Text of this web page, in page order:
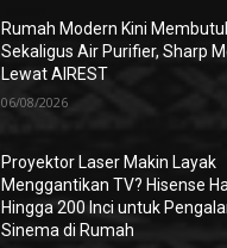
Rumah Modern Kini
Sekaligus Air Purifier, Sharp
Lewat AIREST
06/08/2026
Proyektor Laser Makin Layak
Menggantikan TV? Hisense
Hingga 200 Inci untuk
Sinema di Rumah